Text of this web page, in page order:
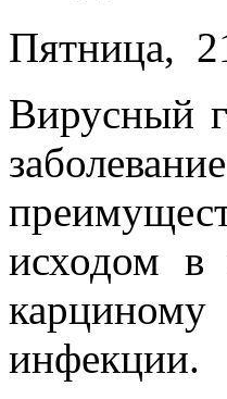
Пятница,
Вирусный
исходом в
инфекции.